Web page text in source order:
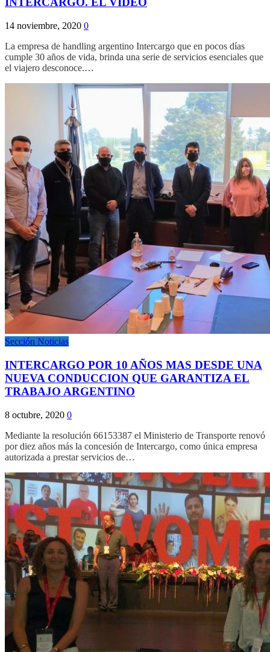
14 noviembre, 2020 0
La empresa de handling argentino Intercargo que en pocos días
cumple 30 años de vida, brinda una serie de servicios esenciales que
el viajero desconoce.…
Sección Noticias
INTERCARGO POR 10 AÑOS MAS DESDE UNA
NUEVA CONDUCCION QUE GARANTIZA EL
TRABAJO ARGENTINO
8 octubre, 2020 0
Mediante la resolución 66153387 el Ministerio de Transporte renovó
por diez años más la concesión de Intercargo, como única empresa
autorizada a prestar servicios de…